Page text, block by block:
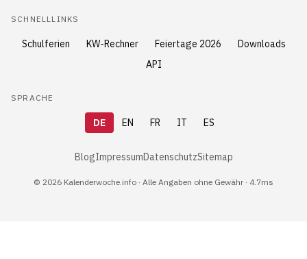
SCHNELLLINKS
Schulferien KW-Rechner Feiertage 2026
Downloads
API
SPRACHE
DE EN FR IT ES
BlogImpressumDatenschutzSitemap
© 2026 Kalenderwoche.info · Alle Angaben ohne Gewähr · 4.7ms